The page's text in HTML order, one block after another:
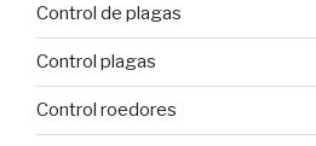
Control de plagas
Control plagas
Control roedores